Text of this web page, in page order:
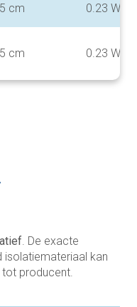
cm 0.23 W/
cm 0.23 W/
. De exacte
kan
producent.